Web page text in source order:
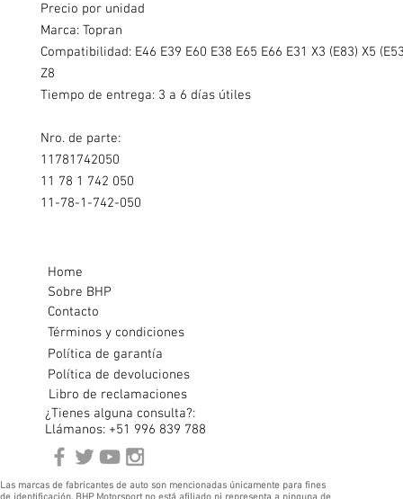
Precio por unidad
Marca: Topran
Compatibilidad: E46 E39 E60 E38 E65 E66 E31 X3 (E83) X5
Z8
Tiempo de entrega: 3 a 6 días útiles
Nro. de parte:
11781742050
11 78 1 742 050
11-78-1-742-050
Home
Sobre BHP
Contacto
Términos y condiciones
Política de garantía
Política de devoluciones
Libro de reclamaciones
¿Tienes alguna consulta?:
Llámanos: +51 996 839 788
Las marcas de fabricantes de auto son mencionadas únicamente para fines